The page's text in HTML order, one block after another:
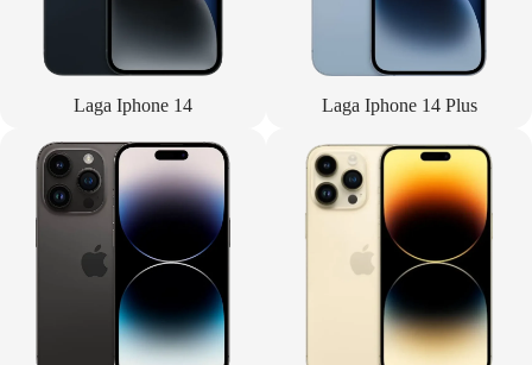
Laga Iphone 14 Laga Iphone 14 Plus